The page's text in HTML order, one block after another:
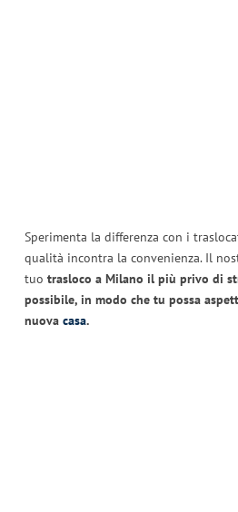
Sperimenta la differenza con i
qualità incontra la convenienza. Il
tuo trasloco a Milano il più privo di
possibile, in modo che tu possa
nuova casa.